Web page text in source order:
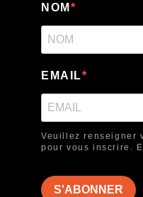
NOM
EMAIL
Veuillez renseigner
pour vous inscrire.
S'ABONNER